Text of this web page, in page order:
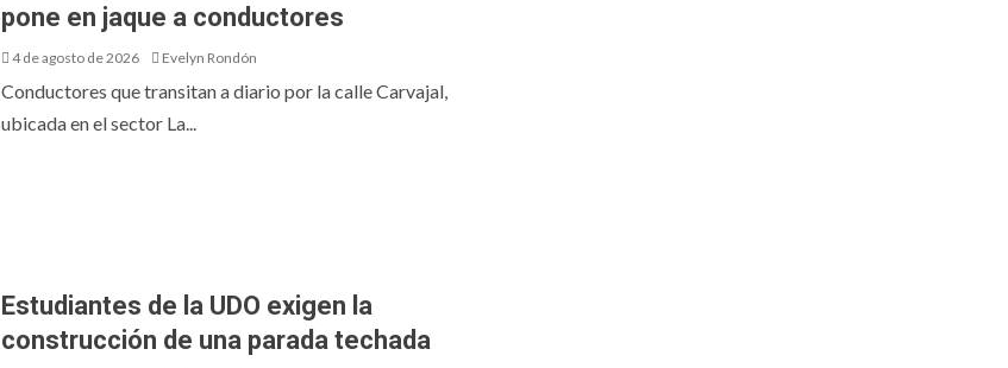
pone en jaque a conductores
4 de agosto de 2026 Evelyn Rondón
Conductores que transitan a diario por la calle Carvajal,
ubicada en el sector La...
Estudiantes de la UDO exigen la
construcción de una parada techada